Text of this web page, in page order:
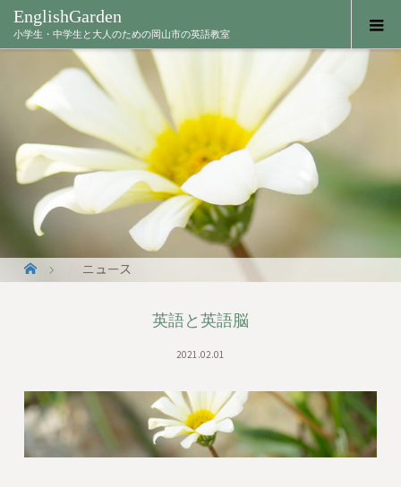
EnglishGarden
小学生・中学生と大人のための岡山市の英語教室
ニュース
英語と英語脳
2021.02.01